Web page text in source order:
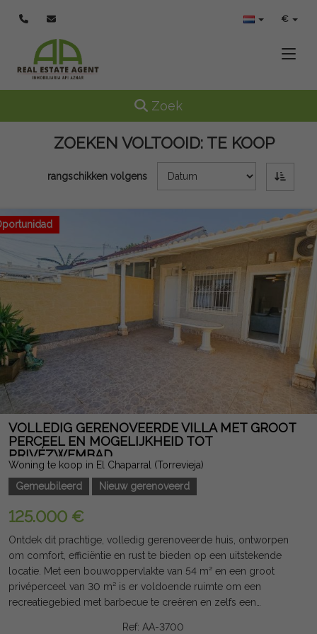
€
Toggle navigation
Zoek
ZOEKEN VOLTOOID:TE KOOP
rangschikken volgens
VOLLEDIG GERENOVEERDE VILLA MET GROOT
PERCEEL EN MOGELIJKHEID TOT
PRIVÉZWEMBAD
Woning te koop in El Chaparral (Torrevieja)
Gemeubileerd
Nieuw gerenoveerd
125.000 €
Ontdek dit prachtige, volledig gerenoveerde huis, ontworpen
om comfort, efficiëntie en rust te bieden op een uitstekende
locatie. Met een bouwoppervlakte van 54 m² en een groot
privéperceel van 30 m² is er voldoende ruimte om een
recreatiegebied met barbecue te creëren en zelfs een
Ref: AA-3700